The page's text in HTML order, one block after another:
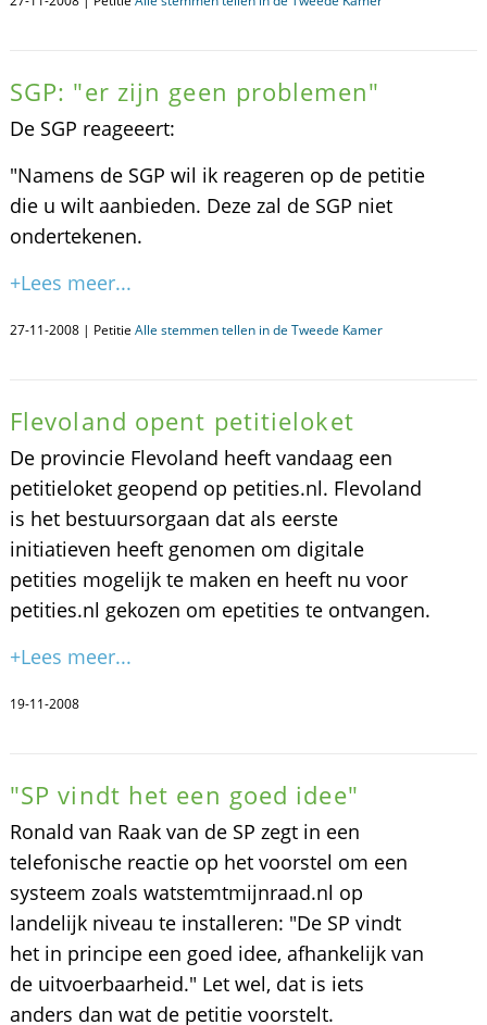
SGP: "er zijn geen problemen"
De SGP reageeert:
"Namens de SGP wil ik reageren op de petitie
die u wilt aanbieden. Deze zal de SGP niet
ondertekenen.
+Lees meer...
27-11-2008 | Petitie Alle stemmen tellen in de Tweede Kamer
Flevoland opent petitieloket
De provincie Flevoland heeft vandaag een
petitieloket geopend op petities.nl. Flevoland
is het bestuursorgaan dat als eerste
initiatieven heeft genomen om digitale
petities mogelijk te maken en heeft nu voor
petities.nl gekozen om epetities te ontvangen.
+Lees meer...
19-11-2008
"SP vindt het een goed idee"
Ronald van Raak van de SP zegt in een
telefonische reactie op het voorstel om een
systeem zoals watstemtmijnraad.nl op
landelijk niveau te installeren: "De SP vindt
het in principe een goed idee, afhankelijk van
de uitvoerbaarheid." Let wel, dat is iets
anders dan wat de petitie voorstelt.